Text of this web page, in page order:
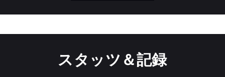
スタッツ＆記録